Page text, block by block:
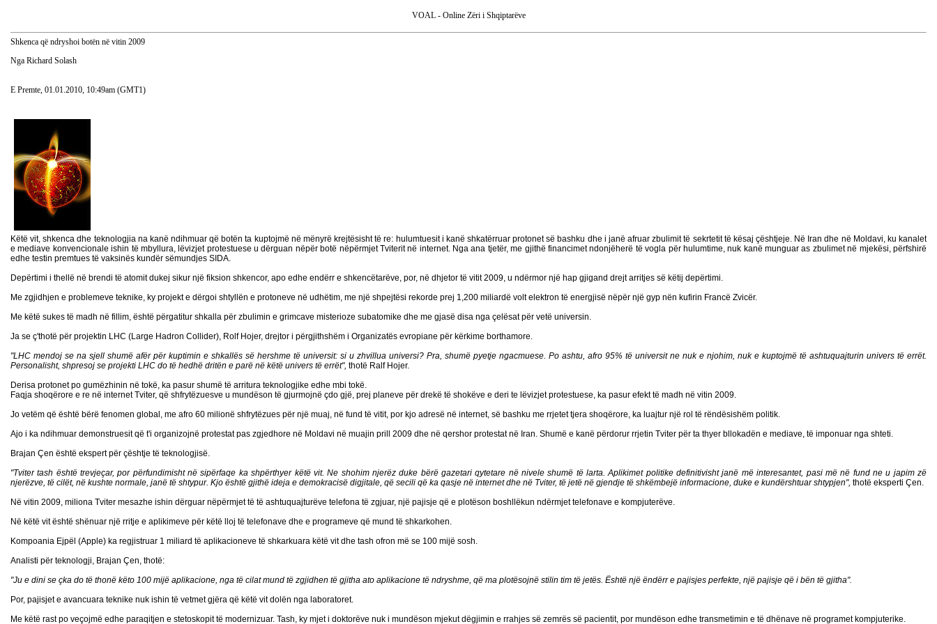
VOAL - Online Zëri i Shqiptarëve
Shkenca që ndryshoi botën në vitin 2009
Nga Richard Solash
E Premte, 01.01.2010, 10:49am (GMT1)
Këtë vit, shkenca dhe teknologjia na kanë ndihmuar që botën ta kuptojmë në mënyrë krejtësisht të re: hulumtuesit i kanë shkatërruar protonet së bashku dhe i janë afruar zbulimit të sekrtetit të kësaj çështjeje. Në Iran dhe në Moldavi, ku kanalet
e mediave konvencionale ishin të mbyllura, lëvizjet protestuese u dërguan nëpër botë nëpërmjet Tviterit në internet. Nga ana tjetër, me gjithë financimet ndonjëherë të vogla për hulumtime, nuk kanë munguar as zbulimet në mjekësi, përfshirë
edhe testin premtues të vaksinës kundër sëmundjes SIDA.
Depërtimi i thellë në brendi të atomit dukej sikur një fiksion shkencor, apo edhe endërr e shkencëtarëve, por, në dhjetor të vitit 2009, u ndërmor një hap gjigand drejt arritjes së këtij depërtimi.
Me zgjidhjen e problemeve teknike, ky projekt e dërgoi shtyllën e protoneve në udhëtim, me një shpejtësi rekorde prej 1,200 miliardë volt elektron të energjisë nëpër një gyp nën kufirin Francë Zvicër.
Me këtë sukes të madh në fillim, është përgatitur shkalla për zbulimin e grimcave misterioze subatomike dhe me gjasë disa nga çelësat për vetë universin.
Ja se ç'thotë për projektin LHC (Large Hadron Collider), Rolf Hojer, drejtor i përgjithshëm i Organizatës evropiane për kërkime borthamore.
"LHC mendoj se na sjell shumë afër për kuptimin e shkallës së hershme të universit: si u zhvillua universi? Pra, shumë pyetje ngacmuese. Po ashtu, afro 95% të universit ne nuk e njohim, nuk e kuptojmë të ashtuquajturin univers të errët.
Personalisht, shpresoj se projekti LHC do të hedhë dritën e parë në këtë univers të errët", thotë Ralf Hojer.
Derisa protonet po gumëzhinin në tokë, ka pasur shumë të arritura teknologjike edhe mbi tokë.
Faqja shoqërore e re në internet Tviter, që shfrytëzuesve u mundëson të gjurmojnë çdo gjë, prej planeve për drekë të shokëve e deri te lëvizjet protestuese, ka pasur efekt të madh në vitin 2009.
Jo vetëm që është bërë fenomen global, me afro 60 milionë shfrytëzues për një muaj, në fund të vitit, por kjo adresë në internet, së bashku me rrjetet tjera shoqërore, ka luajtur një rol të rëndësishëm politik.
Ajo i ka ndihmuar demonstruesit që t'i organizojnë protestat pas zgjedhore në Moldavi në muajin prill 2009 dhe në qershor protestat në Iran. Shumë e kanë përdorur rrjetin Tviter për ta thyer bllokadën e mediave, të imponuar nga shteti.
Brajan Çen është ekspert për çështje të teknologjisë.
"Tviter tash është trevjeçar, por përfundimisht në sipërfaqe ka shpërthyer këtë vit. Ne shohim njerëz duke bërë gazetari qytetare në nivele shumë të larta. Aplikimet politike definitivisht janë më interesantet, pasi më në fund ne u japim zë
njerëzve, të cilët, në kushte normale, janë të shtypur. Kjo është gjithë ideja e demokracisë digjitale, që secili që ka qasje në internet dhe në Tviter, të jetë në gjendje të shkëmbejë informacione, duke e kundërshtuar shtypjen", thotë eksperti Çen.
Në vitin 2009, miliona Tviter mesazhe ishin dërguar nëpërmjet të të ashtuquajturëve telefona të zgjuar, një pajisje që e plotëson boshllëkun ndërmjet telefonave e kompjuterëve.
Në këtë vit është shënuar një rritje e aplikimeve për këtë lloj të telefonave dhe e programeve që mund të shkarkohen.
Kompoania Ejpël (Apple) ka regjistruar 1 miliard të aplikacioneve të shkarkuara këtë vit dhe tash ofron më se 100 mijë sosh.
Analisti për teknologji, Brajan Çen, thotë:
"Ju e dini se çka do të thonë këto 100 mijë aplikacione, nga të cilat mund të zgjidhen të gjitha ato aplikacione të ndryshme, që ma plotësojnë stilin tim të jetës. Është një ëndërr e pajisjes perfekte, një pajisje që i bën të gjitha".
Por, pajisjet e avancuara teknike nuk ishin të vetmet gjëra që këtë vit dolën nga laboratoret.
Me këtë rast po veçojmë edhe paraqitjen e stetoskopit të modernizuar. Tash, ky mjet i doktorëve nuk i mundëson mjekut dëgjimin e rrahjes së zemrës së pacientit, por mundëson edhe transmetimin e të dhënave në programet kompjuterike.